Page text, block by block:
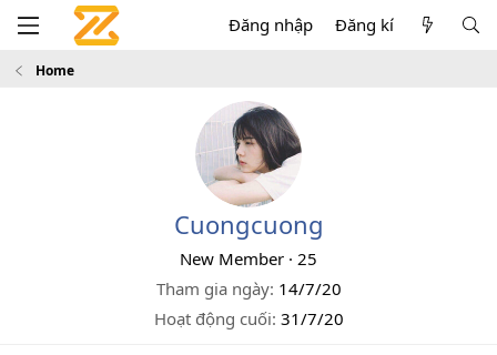
Đăng nhập Đăng kí
Home
Cuongcuong
New Member · 25
Tham gia ngày 14/7/20
Hoạt động cuối 31/7/20